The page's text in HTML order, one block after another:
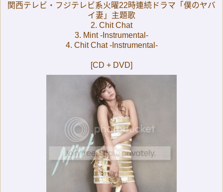
関西テレビ・フジテレビ系火曜22時連続ドラマ「僕のヤバ
イ妻」主題歌
2. Chit Chat
3. Mint -Instrumental-
4. Chit Chat -Instrumental-
[CD + DVD]